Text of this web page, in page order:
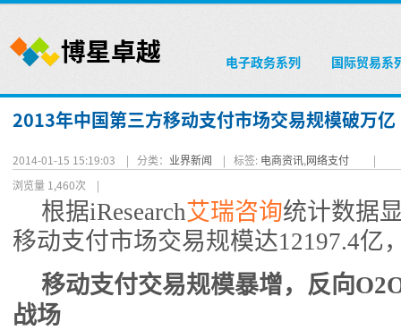
电子政务系列 国际贸易系
2013年中国第三方移动支付市场交易规模破万亿
2014-01-15 15:19:03 | 分类： 业界新闻 | 标签: 电商资讯,网络支付
|
浏览量 1,460次 |
根据iResearch艾瑞咨询统计数据
移动支付市场交易规模达12197.4亿
移动支付交易规模暴增，反向
战场